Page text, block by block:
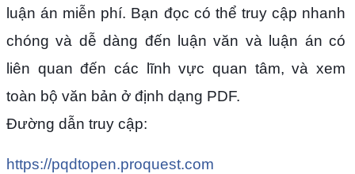
luận án miễn phí. Bạn đọc có thể truy cập nhanh
chóng và dễ dàng đến luận văn và luận án có
liên quan đến các lĩnh vực quan tâm, và xem
toàn bộ văn bản ở định dạng PDF.
Đường dẫn truy cập:
https://pqdtopen.proquest.com